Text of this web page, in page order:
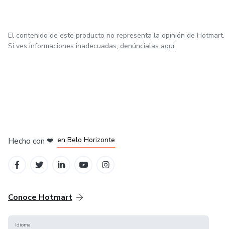
El contenido de este producto no representa la opinión de Hotmart.
Si ves informaciones inadecuadas, denúncialas aquí
Hecho con ❤ en Belo Horizonte
Conoce Hotmart
Idioma